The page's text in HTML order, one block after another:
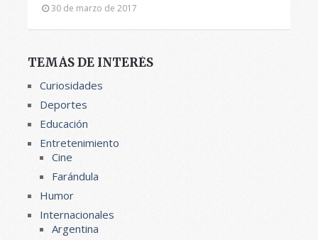
30 de marzo de 2017
TEMÁS DE INTERÉS
Curiosidades
Deportes
Educación
Entretenimiento
Cine
Farándula
Humor
Internacionales
Argentina